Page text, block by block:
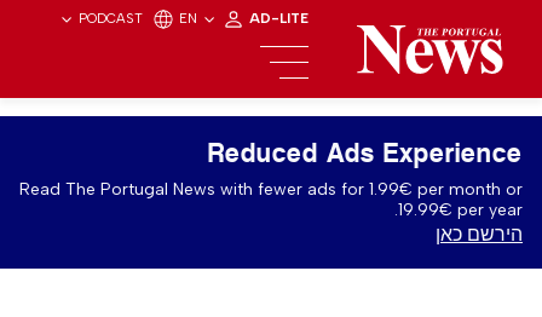
PODCAST EN AD-LITE
Reduced Ads Experience
Read The Portugal News with fewer ads for 1.99€ per month or
19.99€ per year.
הירשם כאן